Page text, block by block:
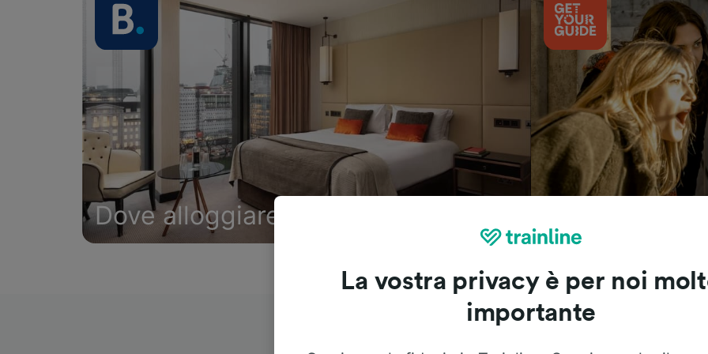
Dove alloggiare
Le recensioni dei nostri viaggiatori
La vostra privacy è per noi
importante